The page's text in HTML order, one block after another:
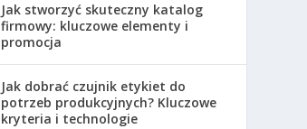
Jak stworzyć skuteczny katalog
firmowy: kluczowe elementy i
promocja
Jak dobrać czujnik etykiet do
potrzeb produkcyjnych? Kluczowe
kryteria i technologie